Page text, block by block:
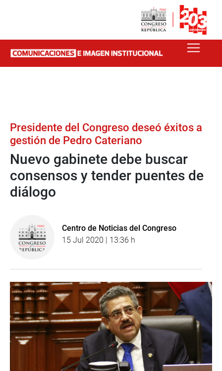
Presidente del Congreso deseó éxitos a
gestión de Pedro Cateriano
Nuevo gabinete debe buscar
consensos y tender puentes de
diálogo
Centro de Noticias del Congreso
15 Jul 2020 | 13:36 h